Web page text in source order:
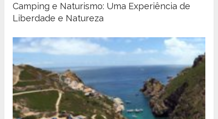
Camping e Naturismo: Uma Experiência de
Liberdade e Natureza